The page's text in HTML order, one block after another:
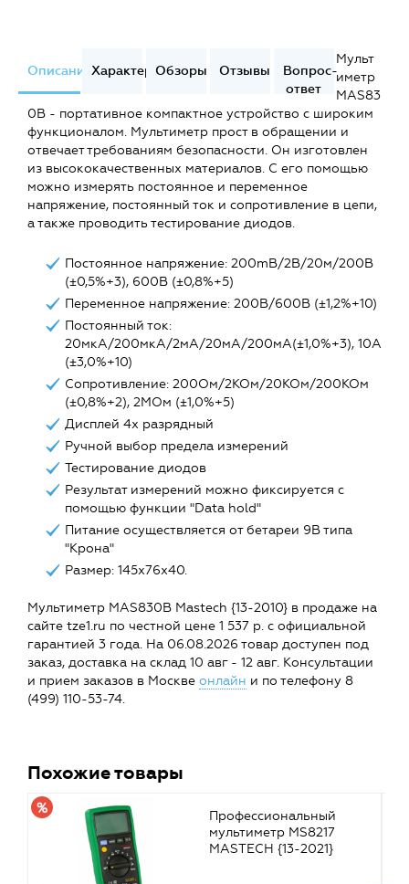
ОписаниеХарактеристики
Обзоры Отзывы
Вопрос-
ответ
Мульт
иметр
MAS83
0B - портативное компактное устройство с широким
функционалом. Мультиметр прост в обращении и
отвечает требованиям безопасности. Он изготовлен
из высококачественных материалов. С его помощью
можно измерять постоянное и переменное
напряжение, постоянный ток и сопротивление в цепи,
а также проводить тестирование диодов.
Постоянное напряжение: 200mВ/2В/20м/200В
(±0,5%+3), 600В (±0,8%+5)
Переменное напряжение: 200В/600В (±1,2%+10)
Постоянный ток:
20мкА/200мкА/2мА/20мА/200мА(±1,0%+3), 10A
(±3,0%+10)
Сопротивление: 200Ом/2КОм/20КОм/200КОм
(±0,8%+2), 2МОм (±1,0%+5)
Дисплей 4х разрядный
Ручной выбор предела измерений
Тестирование диодов
Результат измерений можно фиксируется с
помощью функции "Data hold"
Питание осуществляется от бетареи 9В типа
"Крона"
Размер: 145х76х40.
Мультиметр MAS830B Mastech {13-2010} в продаже на
сайте tze1.ru по честной цене 1 537 р. с официальной
гарантией 3 года. На 06.08.2026 товар доступен под
заказ, доставка на склад 10 авг - 12 авг. Консультации
и прием заказов в Москве онлайн и по телефону 8
(499) 110-53-74.
Похожие товары
Профессиональный
мультиметр MS8217
MASTECH {13-2021}